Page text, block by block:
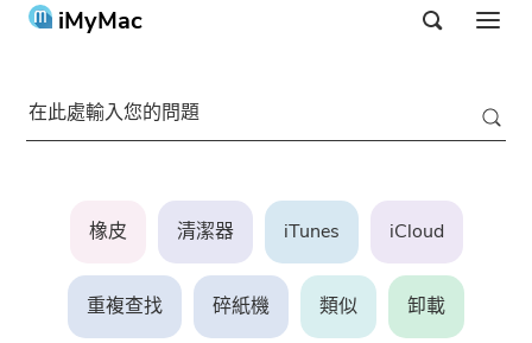
iMyMac
產品 & 解決方案
PowerMyMac
PowerUninstall
橡皮
清潔器 iTunes iCloud
重複查找 碎紙機 類似 卸載